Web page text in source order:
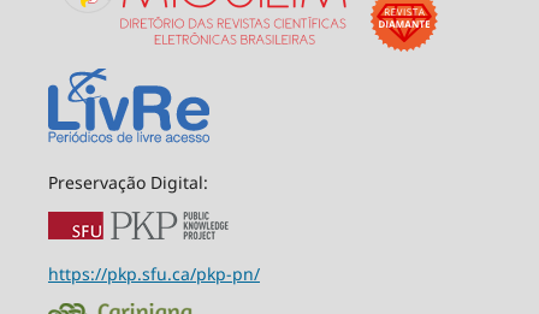
Preservação Digital:
https://pkp.sfu.ca/pkp-pn/